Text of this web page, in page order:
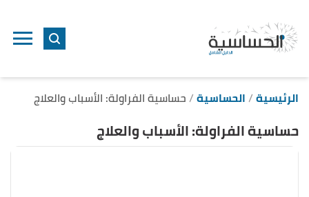
الرئيسية الحساسية حساسية الفراولة: الأسباب والعلاج
حساسية الفراولة: الأسباب والعلاج